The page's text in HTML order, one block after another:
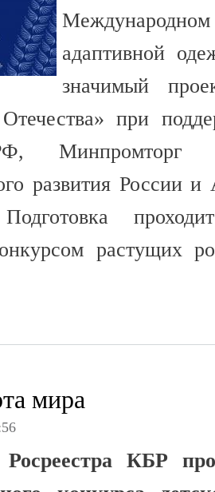
адаптивной
значимый
при
Минпромторг
развития России и
растущих
мира
КБР